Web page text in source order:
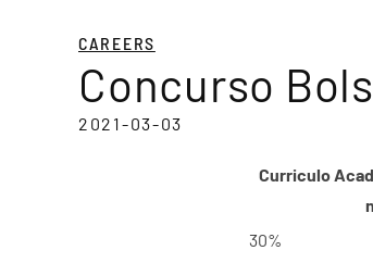
CAREERS
Concurso
2021-03-03
Curriculo
30%